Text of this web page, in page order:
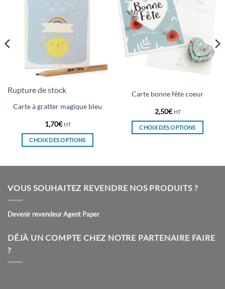
Rupture de stock
Carte à gratter magique bleu
1,70€ HT
CHOIX DES OPTIONS
variations.
options
être
Carte bonne fête coeur
2,50€ HT
CHOIX DES OPTIONS
Les
choisies
VOUS SOUHAITEZ REVENDRE NOS PRODUITS ?
Devenir revendeur Agent Paper
DÉJÀ UN COMPTE CHEZ NOTRE PARTENAIRE FAIRE
?